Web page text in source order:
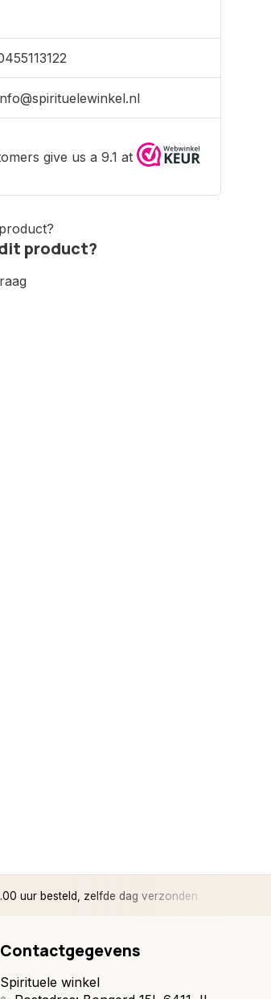
give us a 9.1 at
product?
uur besteld, zelfde dag verzonden
Contactgegevens
Spirituele winkel